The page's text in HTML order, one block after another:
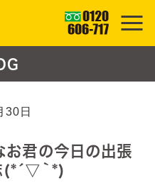
30日
お君の今日の出張
(*´▽｀*)